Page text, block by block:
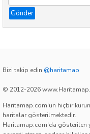
Gönder
Bizi takip edin @haritamap
© 2012-2026
Haritamap.com'un hiçbir
haritalar gösterilmektedir.
Haritamap.com'da gösterilen